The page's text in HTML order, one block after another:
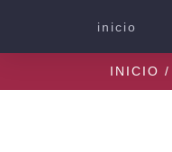
inicio
INICIO /